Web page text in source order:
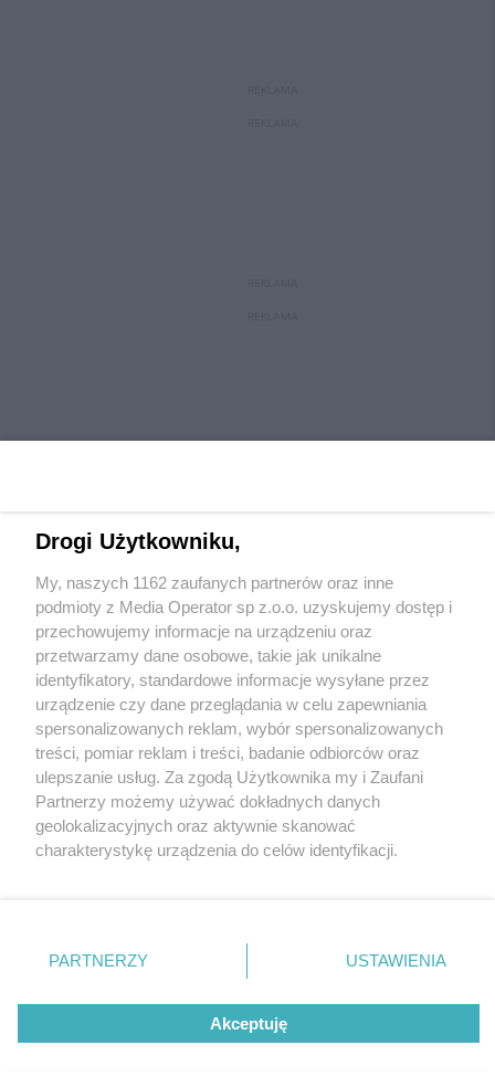
Wydawca mediówlokalnych
Nie zapomnij
zapoznać się z:
polityką prywatności regulamin korzystania z portali
Twojemiasto
Piekary Śląskie
Chorzów
Tarnowskie Góry
Gliwice
Skontaktuj się z nami
Kontakt
Wydawca
Redakcja
Drogi Użytkowniku,
My, naszych 1162 zaufanych partnerów oraz inne
podmioty z Media Operator sp z.o.o. uzyskujemy dostęp i
przechowujemy informacje na urządzeniu oraz
przetwarzamy dane osobowe, takie jak unikalne
identyfikatory, standardowe informacje wysyłane przez
urządzenie czy dane przeglądania w celu zapewniania
spersonalizowanych reklam, wybór spersonalizowanych
treści, pomiar reklam i treści, badanie odbiorców oraz
ulepszanie usług. Za zgodą Użytkownika my i Zaufani
Partnerzy możemy używać dokładnych danych
geolokalizacyjnych oraz aktywnie skanować
charakterystykę urządzenia do celów identyfikacji.
zmienić/wycofać klikając przycisk ustawień prywatności
znajdujący się w lewym dolnym rogu strony
rodzaje przetwarzania danych nie wymagają zgody
użytkownika, ale masz prawo sprzeciwić się takiemu
przetwarzaniu. Preferencje będą miały zastosowania tylko
PARTNERZY USTAWIENIA
Akceptuję